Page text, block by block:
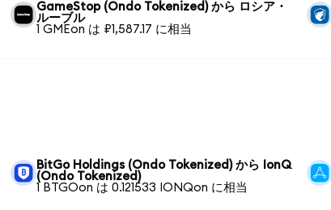
GameStop (Ondo Tokenized) から ロシア・
ルーブル
1 GMEon は ₽1,587.17 に相当
BitGo Holdings (Ondo Tokenized) から IonQ
(Ondo Tokenized)
1 BTGOon は 0.121533 IONQon に相当